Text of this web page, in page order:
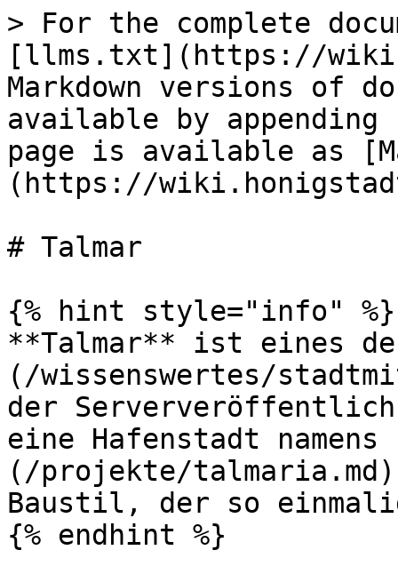
> For the complete
[llms.txt](https://
Markdown versions of
available by
page is available as
(https://
# Talmar
{% hint style="info" %}
**Talmar** ist eines
(/wissenswertes/
der
eine Hafenstadt
(/projekte/
Baustil, der so
{% endhint %}